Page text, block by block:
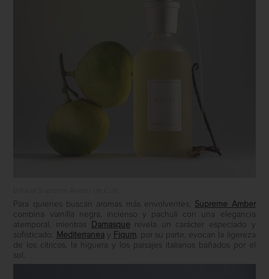
Para quienes buscan aromas más envolventes, Supreme Amber
combina vainilla negra, incienso y pachulí con una elegancia
atemporal, mientras
Damasquerevela un carácter especiado y
sofisticado.
Mediterraneay Fiqum , por su parte, evocan la ligereza
de los cítricos, la higuera y los paisajes italianos bañados por el
sol.